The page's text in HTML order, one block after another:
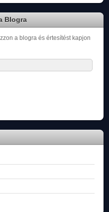
Blogra
a blogra és értesítést kapjon